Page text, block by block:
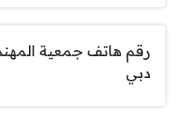
رقم هاتف جمعية
دبي